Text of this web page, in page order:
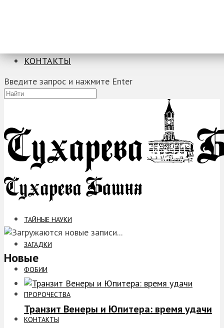
КОНТАКТЫ
Введите запрос и нажмите Enter
ТАЙНЫЕ НАУКИ
ЗАГАДКИ
ФОБИИ
ПРОРОЧЕСТВА
КОНТАКТЫ
Новые
Транзит Венеры и Юпитера: время удачи